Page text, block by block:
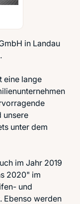
in Landau
eine lange
unsere
unter dem
im Jahr 2019
2020" im
und
Ebenso werden